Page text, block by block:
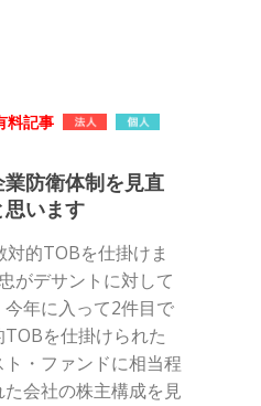
料記事
防衛体制を見直
思います
的TOBを仕掛けま
がデサントに対して
年に入って2件目で
を仕掛けられた
・ファンドに相当程
会社の株主構成を見